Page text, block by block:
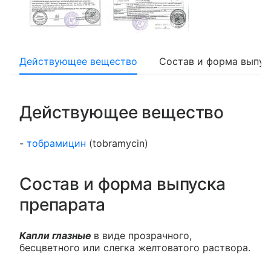
Действующее вещество Состав и форма
Действующее вещество
- тобрамицин (tobramycin)
Состав и форма выпуска
препарата
Капли глазные в виде прозрачного,
бесцветного или слегка желтоватого раствора.